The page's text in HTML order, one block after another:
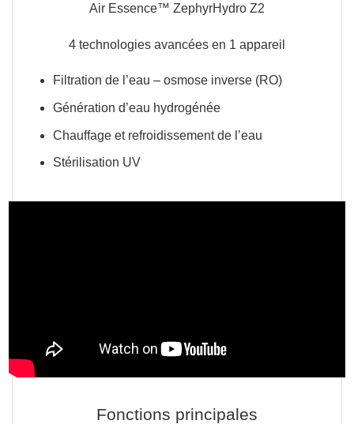
Air Essence™ ZephyrHydro Z2
4 technologies avancées en 1 appareil
Filtration de l’eau – osmose inverse (RO)
Génération d’eau hydrogénée
Chauffage et refroidissement de l’eau
Stérilisation UV
Fonctions principales